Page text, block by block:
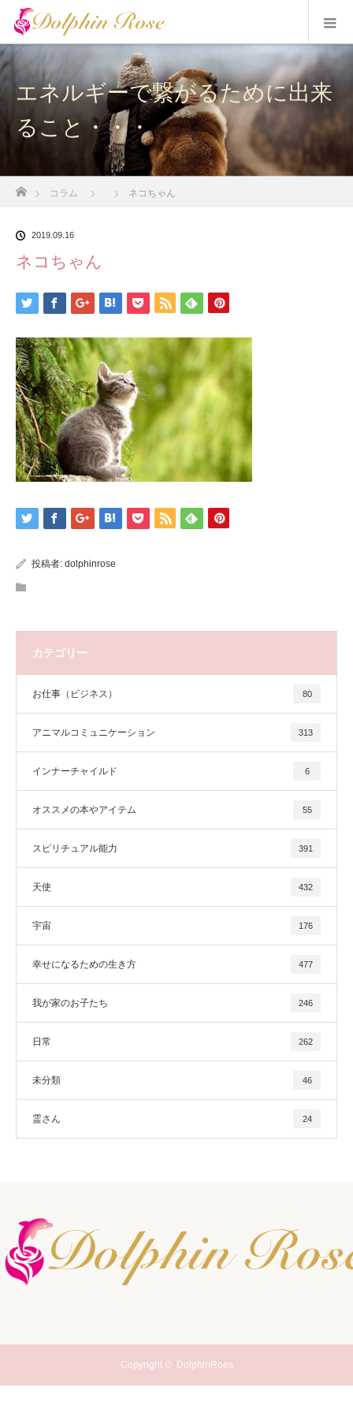
エネルギーで繋がるために出来
ること・・・
コラム ネコちゃん
2019.09.16
ネコちゃん
投稿者: dolphinrose
カテゴリー
お仕事（ビジネス） 80
アニマルコミュニケーション 313
インナーチャイルド 6
オススメの本やアイテム 55
スピリチュアル能力 391
天使 432
宇宙 176
幸せになるための生き方 477
我が家のお子たち 246
日常 262
未分類 46
霊さん 24
Copyright © DolphinRoes